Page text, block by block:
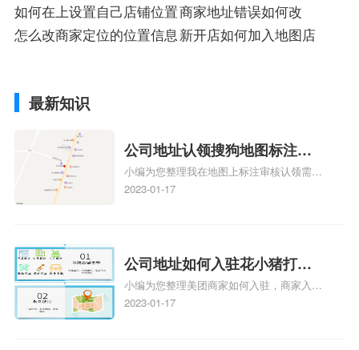
店
如何在上设置自己店铺位置商家地址错误如何改
怎么改商家定位的位置信息新开店如何加入地图店
最新知识
公司地址认领搜狗地图标注多
久审核？公司地址认领地图标
注多久审核？
小编为您整理我在地图上标注审核认领需要
多久、我在地图上标注审核认领需要多久
情可查看下方正文！
2023-01-17
公司地址如何入驻花小猪打车
地图标记？指路人地图标注服
务中心铺如何入驻花小猪打车
小编为您整理美团商家如何入驻，商家入驻
教程、商家如何入驻地图、如何入驻地:、
2023-01-17